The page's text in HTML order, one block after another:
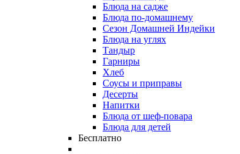
Блюда на садже
Блюда по-домашнему
Сезон Домашней Индейки
Блюда на углях
Тандыр
Гарниры
Хлеб
Соусы и приправы
Десерты
Напитки
Блюда от шеф-повара
Блюда для детей
Бесплатно